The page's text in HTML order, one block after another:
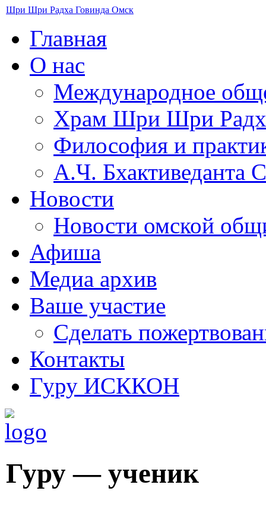
Шри Шри Радха Говинда Омск
Главная
О нас
Международное
​Храм Шри Шри
Философия и
А.Ч. Бхактиведанта
Новости
Новости омской
Афиша
Медиа архив
Ваше участие
Сделать
Контакты
Гуру ИСККОН
Гуру — ученик